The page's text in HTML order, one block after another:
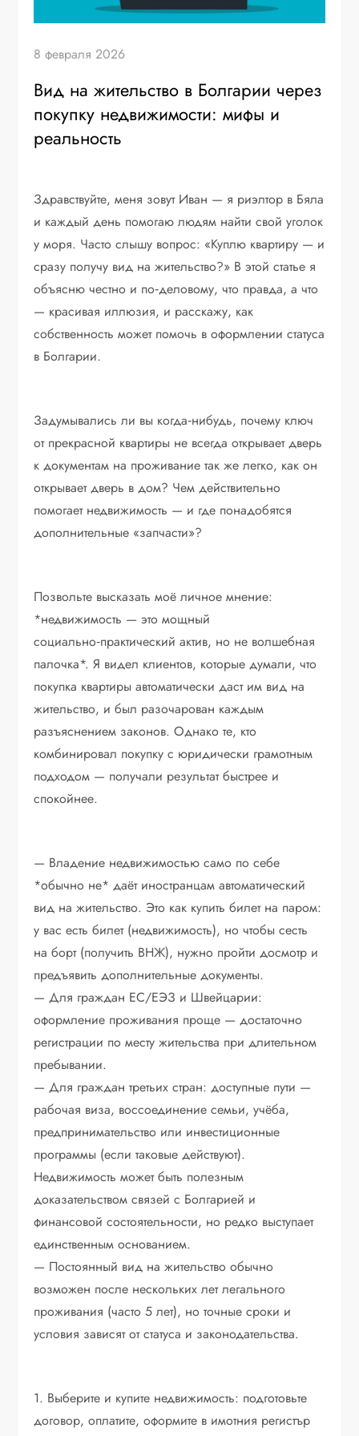
8 февраля 2026
Вид на жительство в Болгарии через
покупку недвижимости: мифы и
реальность
Здравствуйте, меня зовут Иван — я риэлтор в Бяла
и каждый день помогаю людям найти свой уголок
у моря. Часто слышу вопрос: «Куплю квартиру — и
сразу получу вид на жительство?» В этой статье я
объясню честно и по‑деловому, что правда, а что
— красивая иллюзия, и расскажу, как
собственность может помочь в оформлении статуса
в Болгарии.
Задумывались ли вы когда‑нибудь, почему ключ
от прекрасной квартиры не всегда открывает дверь
к документам на проживание так же легко, как он
открывает дверь в дом? Чем действительно
помогает недвижимость — и где понадобятся
дополнительные «запчасти»?
Позвольте высказать моё личное мнение:
*недвижимость — это мощный
социально‑практический актив, но не волшебная
палочка*. Я видел клиентов, которые думали, что
покупка квартиры автоматически даст им вид на
жительство, и был разочарован каждым
разъяснением законов. Однако те, кто
комбинировал покупку с юридически грамотным
подходом — получали результат быстрее и
спокойнее.
— Владение недвижимостью само по себе
*обычно не* даёт иностранцам автоматический
вид на жительство. Это как купить билет на паром:
у вас есть билет (недвижимость), но чтобы сесть
на борт (получить ВНЖ), нужно пройти досмотр и
предъявить дополнительные документы.
— Для граждан ЕС/ЕЭЗ и Швейцарии:
оформление проживания проще — достаточно
регистрации по месту жительства при длительном
пребывании.
— Для граждан третьих стран: доступные пути —
рабочая виза, воссоединение семьи, учёба,
предпринимательство или инвестиционные
программы (если таковые действуют).
Недвижимость может быть полезным
доказательством связей с Болгарией и
финансовой состоятельности, но редко выступает
единственным основанием.
— Постоянный вид на жительство обычно
возможен после нескольких лет легального
проживания (часто 5 лет), но точные сроки и
условия зависят от статуса и законодательства.
1. Выберите и купите недвижимость: подготовьте
договор, оплатите, оформите в имотния регистър